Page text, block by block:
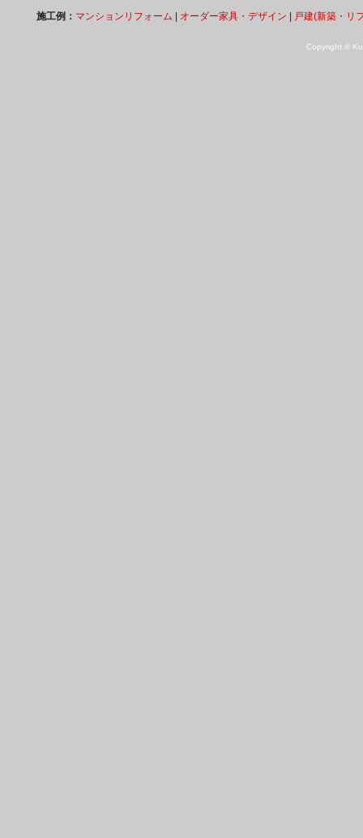
施工例： マンションリフォーム オーダー家具・デザイン 戸建(新築・リ
Copyright ©